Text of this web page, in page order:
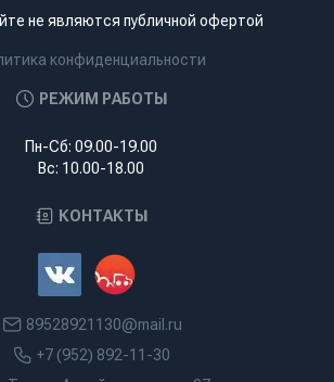
не являются публичной офертой
конфиденциальности
РЕЖИМ РАБОТЫ
Пн-Сб: 09.00-19.00
Вс: 10.00-18.00
КОНТАКТЫ
89528921130@mail.ru
+7 (952) 892-11-30